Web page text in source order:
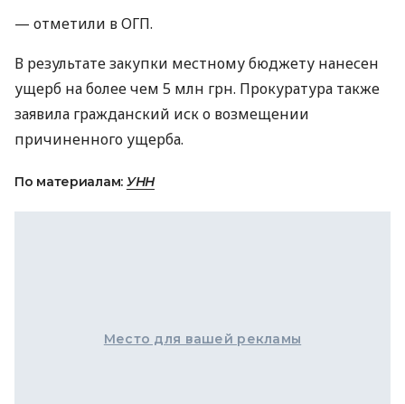
— отметили в ОГП.
В результате закупки местному бюджету нанесен
ущерб на более чем 5 млн грн. Прокуратура также
заявила гражданский иск о возмещении
причиненного ущерба.
По материалам: УНН
Место для вашей рекламы